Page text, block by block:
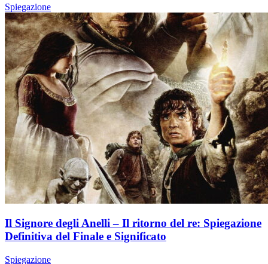
Spiegazione
Il Signore degli Anelli – Il ritorno del re: Spiegazione
Definitiva del Finale e Significato
Spiegazione